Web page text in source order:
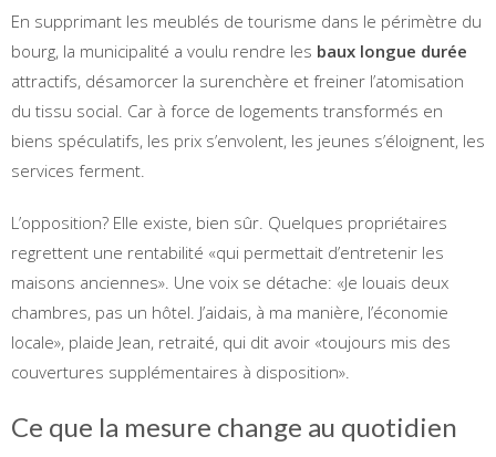
En supprimant les meublés de tourisme dans le périmètre du
bourg, la municipalité a voulu rendre les baux longue durée
attractifs, désamorcer la surenchère et freiner l’atomisation
du tissu social. Car à force de logements transformés en
biens spéculatifs, les prix s’envolent, les jeunes s’éloignent, les
services ferment.
L’opposition? Elle existe, bien sûr. Quelques propriétaires
regrettent une rentabilité «qui permettait d’entretenir les
maisons anciennes». Une voix se détache: «Je louais deux
chambres, pas un hôtel. J’aidais, à ma manière, l’économie
locale», plaide Jean, retraité, qui dit avoir «toujours mis des
couvertures supplémentaires à disposition».
Ce que la mesure change au quotidien